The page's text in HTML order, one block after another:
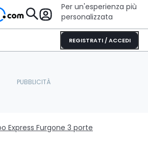
Per un'esperienza più
personalizzata
REGISTRATI / ACCEDI
Express Furgone 3 porte